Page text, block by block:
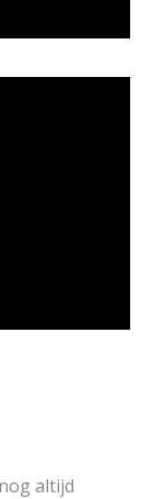
altijd